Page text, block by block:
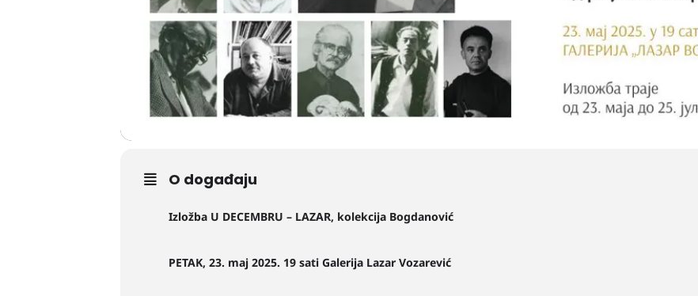
O događaju
Izložba U DECEMBRU – LAZAR, kolekcija Bogdanović
PETAK, 23. maj 2025. 19 sati Galerija Lazar Vozarević